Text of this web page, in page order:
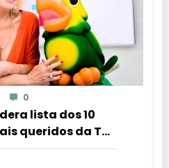
0
lista dos 10
queridos da TV;
ES